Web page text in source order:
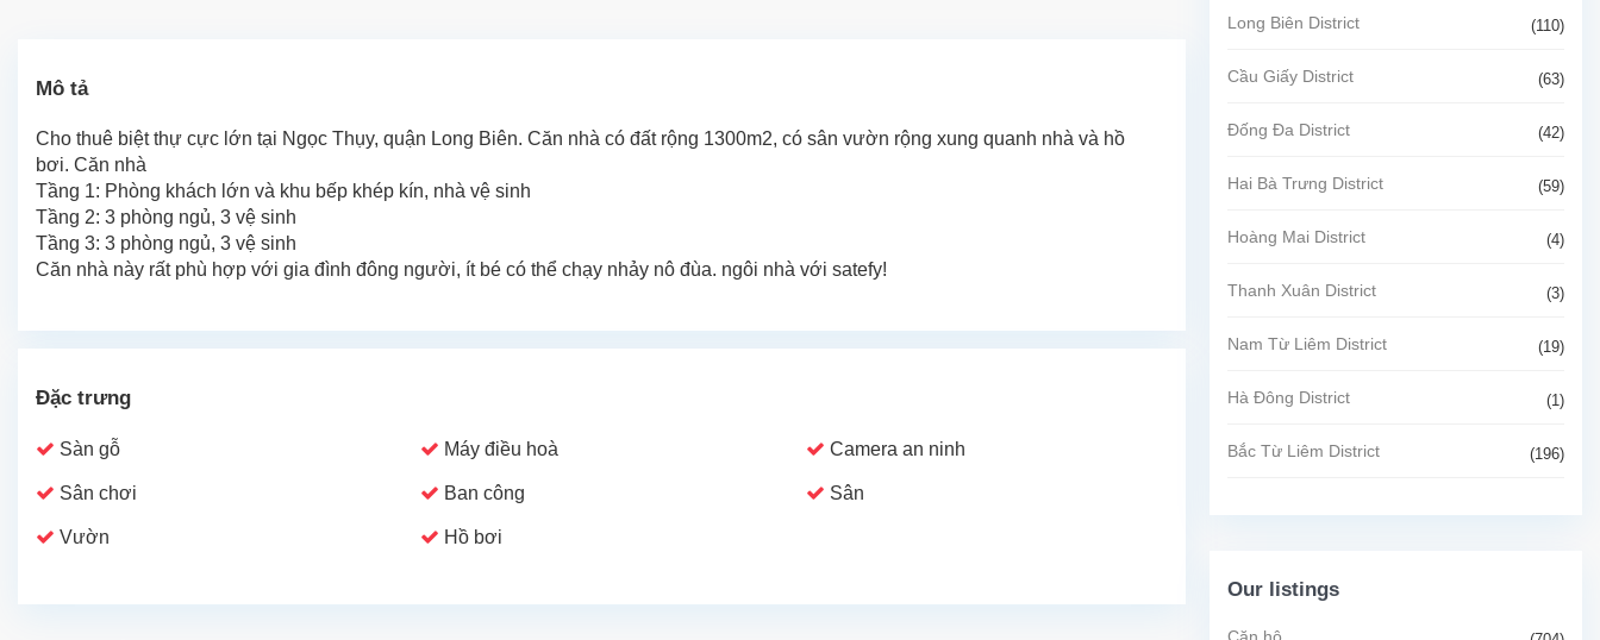
Mô tả
Cho thuê biệt thự cực lớn tại Ngọc Thụy, quận Long Biên. Căn nhà có đất rộng 1300m2, có sân vườn rộng xung quanh nhà và hồ
bơi. Căn nhà
Tầng 1: Phòng khách lớn và khu bếp khép kín, nhà vệ sinh
Tầng 2: 3 phòng ngủ, 3 vệ sinh
Tầng 3: 3 phòng ngủ, 3 vệ sinh
Căn nhà này rất phù hợp với gia đình đông người, ít bé có thể chạy nhảy nô đùa. ngôi nhà với satefy!
Đặc trưng
Sàn gỗ Máy điều hoà Camera an ninh
Sân chơi Ban công Sân
Vườn Hồ bơi
Long Biên District (110)
Cầu Giấy District (63)
Đống Đa District (42)
Hai Bà Trưng District (59)
Hoàng Mai District (4)
Thanh Xuân District (3)
Nam Từ Liêm District (19)
Hà Đông District (1)
Bắc Từ Liêm District (196)
Our listings
Căn hộ